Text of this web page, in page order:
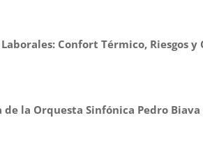
Confort Térmico, Riesgos y
la Orquesta Sinfónica Pedro